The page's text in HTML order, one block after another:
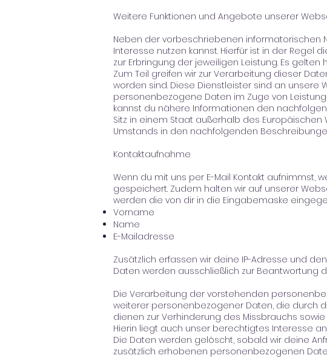
Weitere Funktionen und Angebote unserer
Neben der vorbeschriebenen informatorischen
Interesse nutzen kannst. Hierfür ist in der
zur Erbringung der jeweiligen Leistung. Es
Zum Teil greifen wir zur Verarbeitung dieser
worden sind. Diese Dienstleister sind an unsere
personenbezogene Daten im Zuge von
kannst du nähere Informationen den
Sitz in einem Staat außerhalb des
Umstands in den nachfolgenden
Kontaktaufnahme
Wenn du mit uns per E-Mail Kontakt
gespeichert. Zudem halten wir auf unserer
werden die von dir in die Eingabemaske
Vorname
Name
E-Mailadresse
Zusätzlich erfassen wir deine IP-Adresse und
Daten werden ausschließlich zur Beantwortung
Die Verarbeitung der vorstehenden
weiterer personenbezogener Daten, die durch
dienen zur Verhinderung des Missbrauchs
Hierin liegt auch unser berechtigtes Interesse
Die Daten werden gelöscht, sobald wir deine
zusätzlich erhobenen personenbezogenen